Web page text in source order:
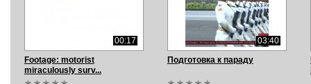
00:17
Footage: motorist
miraculously surv...
03:40
Подготовка к параду